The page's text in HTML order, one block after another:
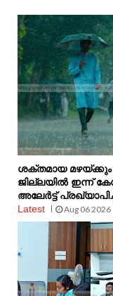
ശക്തമായ മഴയ്ക്കും
ജില്ലയിൽ ഇന്ന്
അലേർട്ട്
Latest
Aug 06 2026